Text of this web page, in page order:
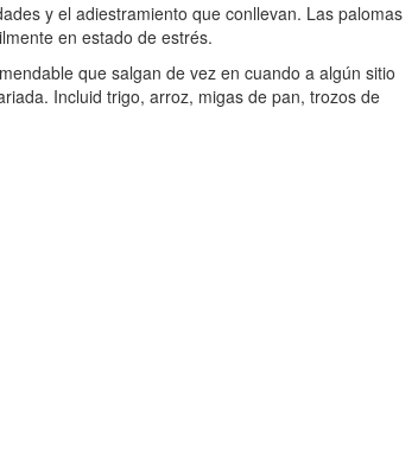
y el adiestramiento que conllevan. Las palomas
en estado de estrés.
que salgan de vez en cuando a algún sitio
Incluid trigo, arroz, migas de pan, trozos de